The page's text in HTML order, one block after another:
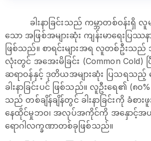
ခါးနာခြင်းသည် ကမ္ဘာတစ်ဝန်းရှိ လူ
သော အဖြစ်အများဆုံး ကျန်းမာရေးပြဿ
ဖြစ်သည်။ စာရင်းများအရ လူတစ်ဦးသ
လုံးတွင် အအေးမိခြင်း (Common Cold)
ဆရာဝန်နှင့် ဒုတိယအများဆုံး ပြသရသည့်
ခါးနာခြင်းပင် ဖြစ်သည်။ လူဦးရေ၏ (၈၀
သည် တစ်ချိန်ချိန်တွင် ခါးနာခြင်းကို ခံစားဖူ
နေထိုင်မှုဘဝ၊ အလုပ်အကိုင်ကို အနှောင့်အ
ရောဂါလက္ခဏာတစ်ခုဖြစ်သည်။